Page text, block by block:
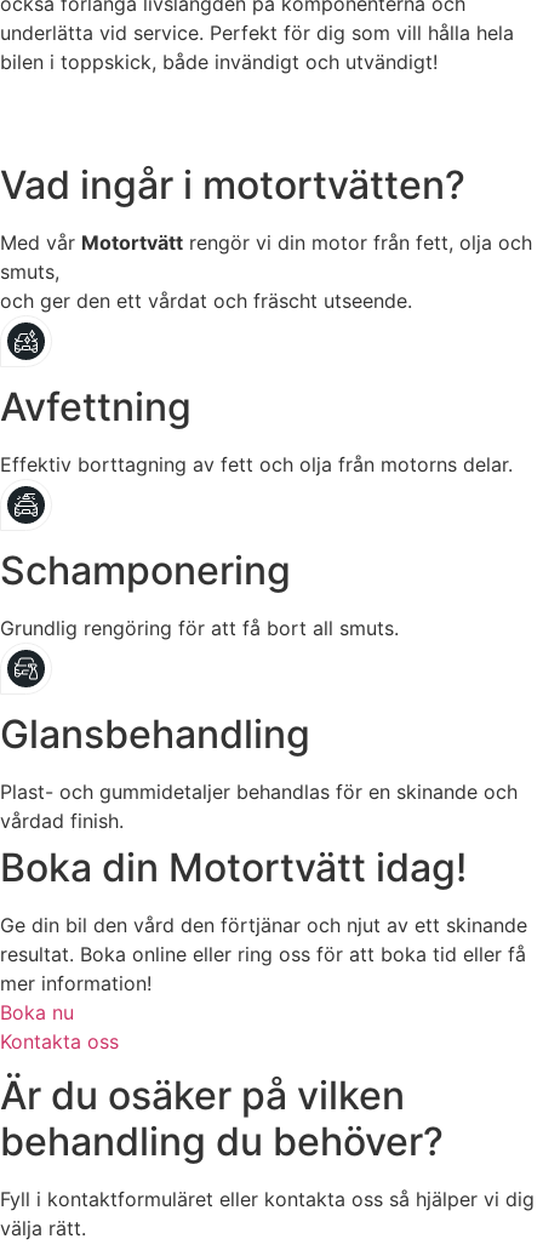
underlätta vid service. Perfekt för dig som vill hålla hela
bilen i toppskick, både invändigt och utvändigt!
Vad ingår i motortvätten?
Med vår Motortvätt rengör vi din motor från fett, olja och
smuts,
och ger den ett vårdat och fräscht utseende.
Avfettning
Effektiv borttagning av fett och olja från motorns delar.
Schamponering
Grundlig rengöring för att få bort all smuts.
Glansbehandling
Plast- och gummidetaljer behandlas för en skinande och
vårdad finish.
Boka din Motortvätt idag!
Ge din bil den vård den förtjänar och njut av ett skinande
resultat. Boka online eller ring oss för att boka tid eller få
mer information!
Boka nu
Kontakta oss
Är du osäker på vilken
behandling du behöver?
Fyll i kontaktformuläret eller kontakta oss så hjälper vi dig
välja rätt.